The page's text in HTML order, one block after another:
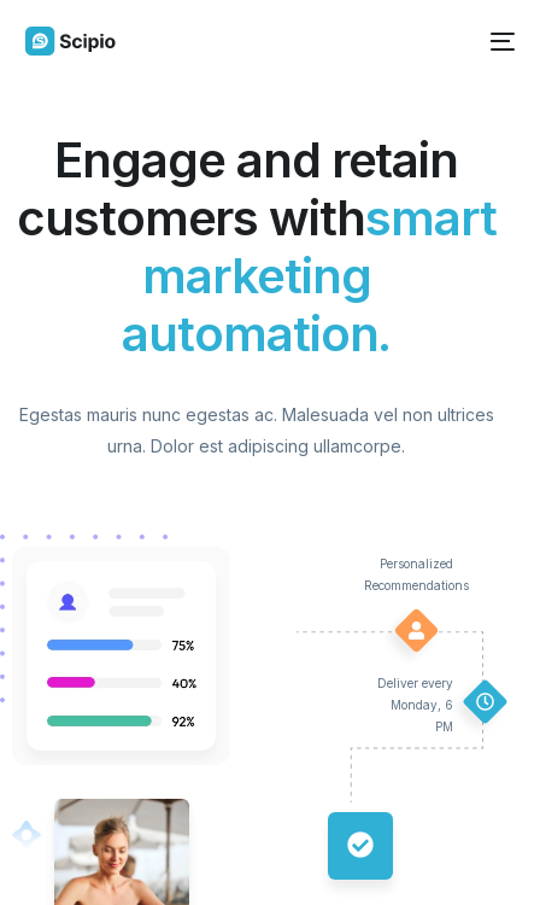
Engage and retain
customers withsmart
marketing
automation.
Egestas mauris nunc egestas ac. Malesuada vel non ultrices
urna. Dolor est adipiscing ullamcorpe.
Personalized
Recommendations
Deliver every
Monday, 6
PM